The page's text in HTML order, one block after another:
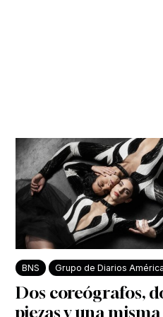
BNS Grupo de Diarios
Dos coreógrafos,
piezas y una misma